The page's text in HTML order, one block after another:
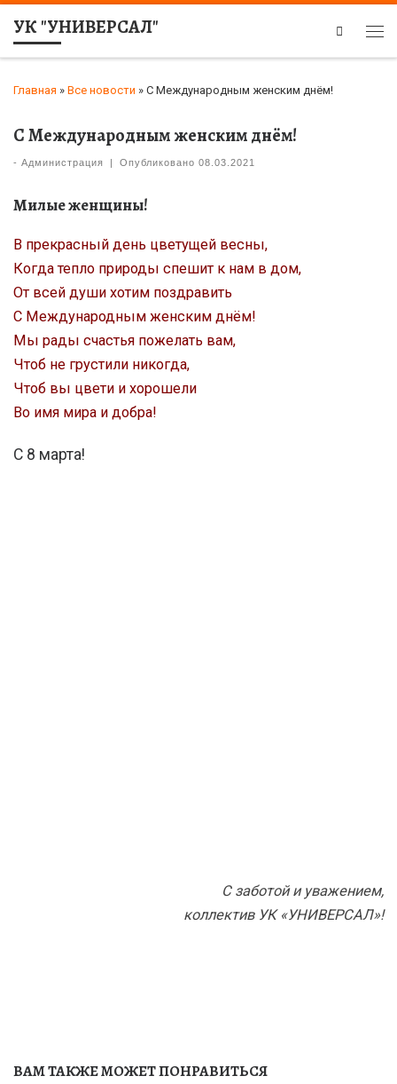
УК "УНИВЕРСАЛ" Search
Главная » Все новости » С Международным женским днём!
С Международным женским днём!
- Администрация | Опубликовано08.03.2021
Милые женщины!
В прекрасный день цветущей весны,
Когда тепло природы спешит к нам в дом,
От всей души хотим поздравить
С Международным женским днём!
Мы рады счастья пожелать вам,
Чтоб не грустили никогда,
Чтоб вы цвети и хорошели
Во имя мира и добра!
С 8 марта!
С заботой и уважением,
коллектив УК «УНИВЕРСАЛ»!
ВАМ ТАКЖЕ МОЖЕТ ПОНРАВИТЬСЯ